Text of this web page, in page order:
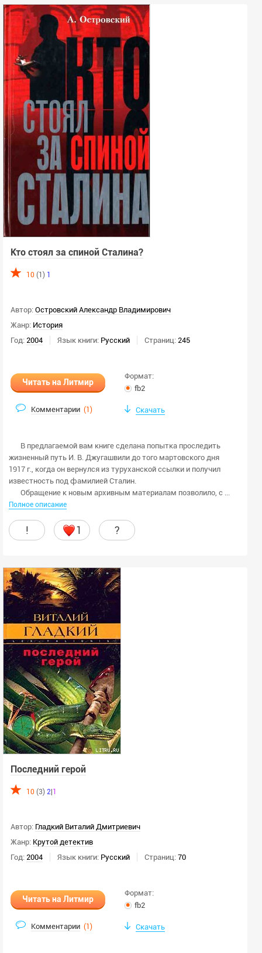
Кто стоял за спиной Сталина?
10 (1) 1
Автор: Островский Александр Владимирович
Жанр: История
Год: 2004 Язык книги: Русский Страниц: 245
Читать на Литмир
Комментарии (1)
Формат:
fb2
Скачать
В предлагаемой вам книге сделана попытка проследить
жизненный путь И. В. Джугашвили до того мартовского дня
1917 г., когда он вернулся из туруханской ссылки и получил
известность под фамилией Сталин.
Обращение к новым архивным материалам позволило, с ...
Полное описание
! 1 ?
Последний герой
10 (3)2 1
Автор: Гладкий Виталий Дмитриевич
Жанр: Крутой детектив
Год: 2004 Язык книги: Русский Страниц: 70
Читать на Литмир
Комментарии (1)
Формат:
fb2
Скачать